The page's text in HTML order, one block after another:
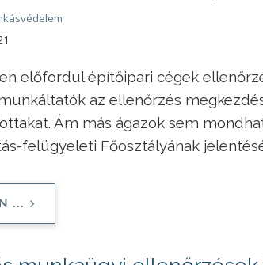
előfordul építőipari cégek
az ellenőrzés
Ám más ágazok sem
felügyeleti Főosztályának
...